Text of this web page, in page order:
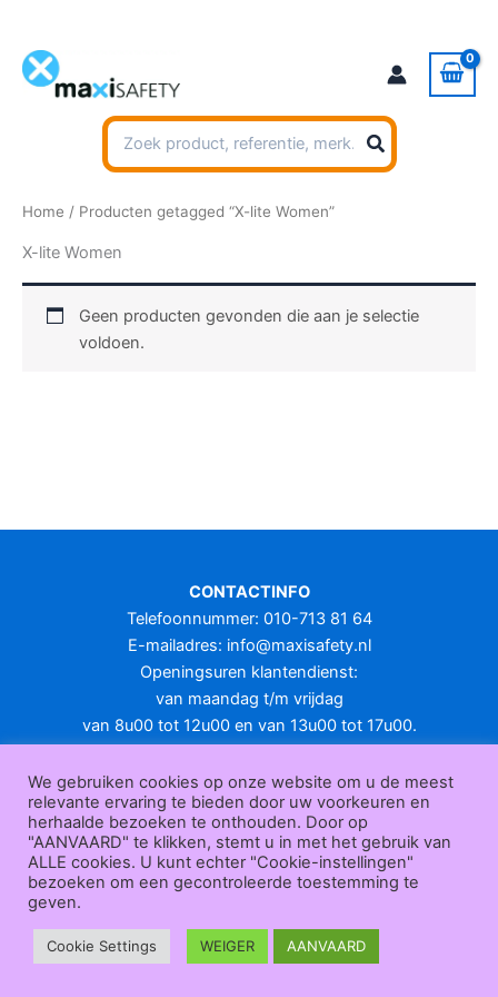
inhoud
Zoeken
naar:
Home / Producten getagged “X-lite Women”
X-lite Women
Geen producten gevonden die aan je selectie
voldoen.
CONTACTINFO
Telefoonnummer: 010-713 81 64
E-mailadres: info@maxisafety.nl
Openingsuren klantendienst:
van maandag t/m vrijdag
van 8u00 tot 12u00 en van 13u00 tot 17u00.
KLANTENSERVICE
Over
ons|Bedrijfsgegevens| F.A.Q.|Bestelprocedure | Betaling
ending | Retourneren|Herroepingsrecht|Herroepingsfunctie
ederverkoop|Bedrukken|Contact
Algemene voorwaarden
Maxisafety.nl © 2026
We gebruiken cookies op onze website om u de meest
relevante ervaring te bieden door uw voorkeuren en
herhaalde bezoeken te onthouden. Door op
"AANVAARD" te klikken, stemt u in met het gebruik van
ALLE cookies. U kunt echter "Cookie-instellingen"
bezoeken om een gecontroleerde toestemming te
geven.
Cookie Settings WEIGER AANVAARD